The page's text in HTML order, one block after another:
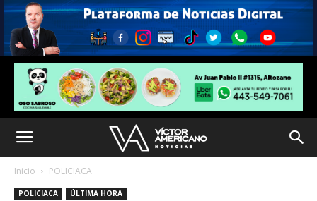
Inicio POLICIACA
POLICIACA ÚLTIMA HORA